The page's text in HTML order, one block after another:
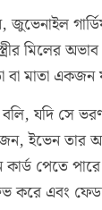
মিলের
বা মাতা একজন
যদি সে
তার
কার্ড পেতে
করে এবং